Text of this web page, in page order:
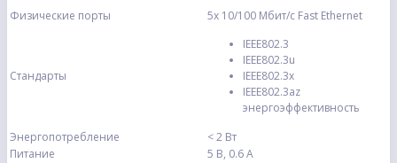
Физические порты 5x 10/100 Мбит/с Fast Ethernet
Стандарты
IEEE802.3
IEEE802.3u
IEEE802.3x
IEEE802.3az
энергоэффективность
Энергопотребление
< 2 Вт
Питание
5 В, 0.6 А